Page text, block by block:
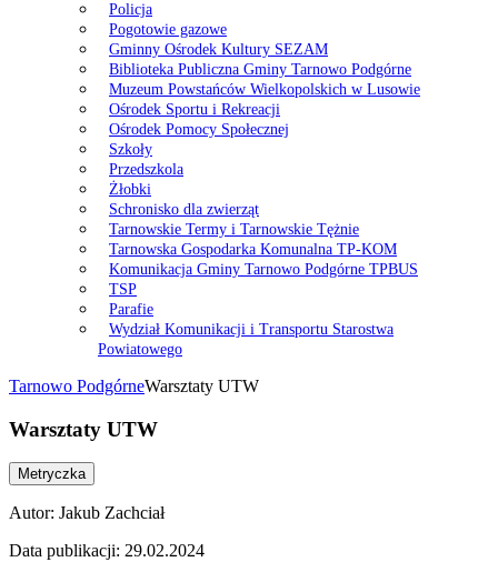
Policja
Pogotowie gazowe
Gminny Ośrodek Kultury SEZAM
Biblioteka Publiczna Gminy Tarnowo Podgórne
Muzeum Powstańców Wielkopolskich w Lusowie
Ośrodek Sportu i Rekreacji
Ośrodek Pomocy Społecznej
Szkoły
Przedszkola
Żłobki
Schronisko dla zwierząt
Tarnowskie Termy i Tarnowskie Tężnie
Tarnowska Gospodarka Komunalna TP-KOM
Komunikacja Gminy Tarnowo Podgórne TPBUS
TSP
Parafie
Wydział Komunikacji i Transportu Starostwa
Powiatowego
Tarnowo PodgórneWarsztaty UTW
Warsztaty UTW
Metryczka
Autor: Jakub Zachciał
Data publikacji: 29.02.2024